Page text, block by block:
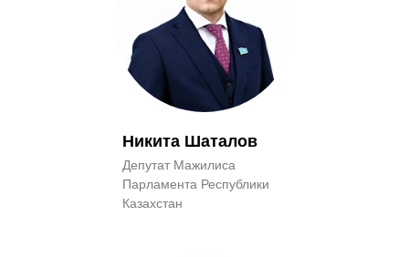
Никита Шаталов
Депутат Мажилиса
Парламента Республики
Казахстан